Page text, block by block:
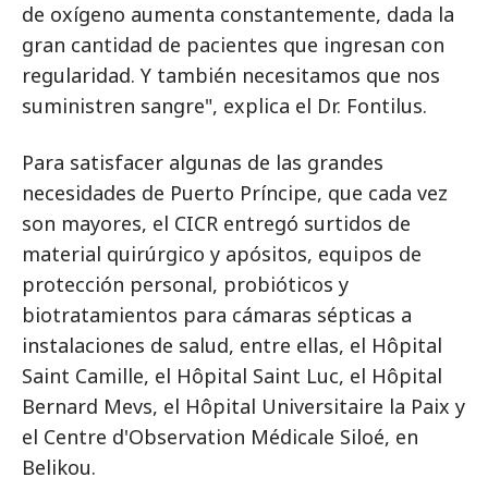
de oxígeno aumenta constantemente, dada la
gran cantidad de pacientes que ingresan con
regularidad. Y también necesitamos que nos
suministren sangre", explica el Dr. Fontilus.
Para satisfacer algunas de las grandes
necesidades de Puerto Príncipe, que cada vez
son mayores, el CICR entregó surtidos de
material quirúrgico y apósitos, equipos de
protección personal, probióticos y
biotratamientos para cámaras sépticas a
instalaciones de salud, entre ellas, el Hôpital
Saint Camille, el Hôpital Saint Luc, el Hôpital
Bernard Mevs, el Hôpital Universitaire la Paix y
el Centre d'Observation Médicale Siloé, en
Belikou.